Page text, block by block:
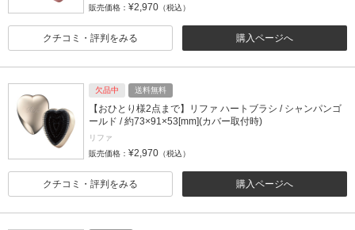
販売価格： ¥2,970 （税込）
購入ページへ
クチコミ・評判をみる
欠品中 送料無料
【おひとり様2点まで】リファ ハートブラシ / シャンパンゴ
ールド / 約73×91×53[mm](カバー取付時)
リファ
販売価格： ¥2,970 （税込）
購入ページへ
クチコミ・評判をみる